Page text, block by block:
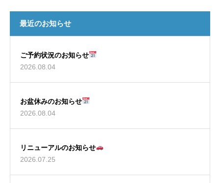
最近のお知らせ
ご予約状況のお知らせ
2026.08.04
お盆休みのお知らせ
2026.08.04
リニューアルのお知らせ
2026.07.25